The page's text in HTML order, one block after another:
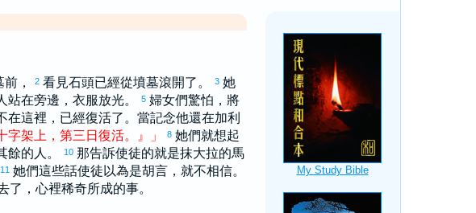
， 2 看見石頭已經從墳墓滾開了。 3 她
站在旁邊，衣服放光。 5 婦女們驚怕，將
在這裡，已經復活了。當記念他還在加利
字架 上 ， 第三 日 復活。 』 」 8 她們就想起
餘的人。 10 那告訴使徒的就是抹大拉的馬
11 她們這些話使徒以為是胡言，就不相信。
，心裡稀奇所成的事。